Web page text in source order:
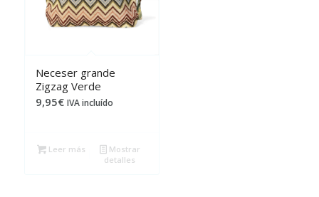
Neceser grande
Zigzag Verde
9,95€ IVA incluído
Leer más
Mostrar
detalles